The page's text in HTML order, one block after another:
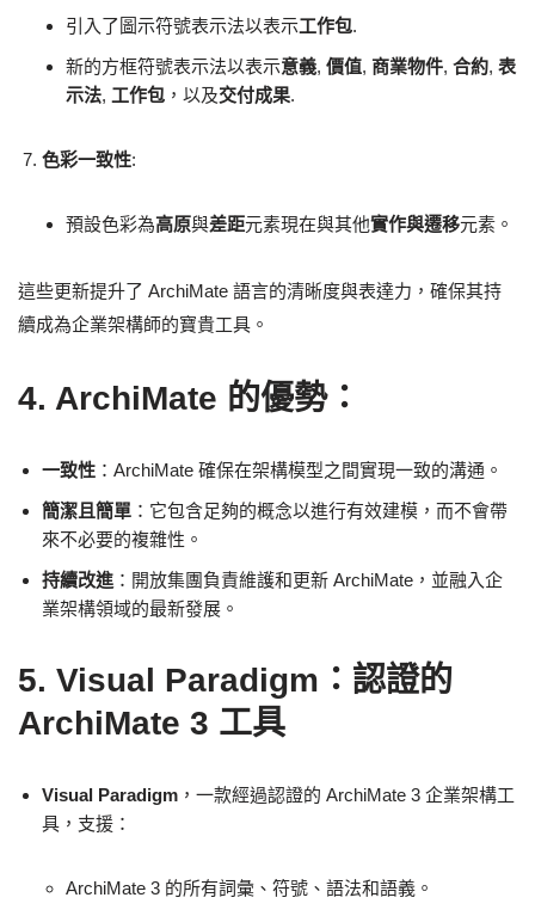
引入了圖示符號表示法以表示工作包.
新的方框符號表示法以表示意義, 價值, 商業物件, 合約, 表
示法, 工作包 ，以及交付成果.
色彩一致性:
預設色彩為高原與差距元素現在與其他實作與遷移元素。
這些更新提升了 ArchiMate 語言的清晰度與表達力，確保其持
續成為企業架構師的寶貴工具。
4. ArchiMate 的優勢：
一致性 ：ArchiMate 確保在架構模型之間實現一致的溝通。
簡潔且簡單 ：它包含足夠的概念以進行有效建模，而不會帶
來不必要的複雜性。
持續改進 ：開放集團負責維護和更新 ArchiMate，並融入企
業架構領域的最新發展。
5. Visual Paradigm：認證的
ArchiMate 3 工具
Visual Paradigm ，一款經過認證的 ArchiMate 3 企業架構工
具，支援：
ArchiMate 3 的所有詞彙、符號、語法和語義。